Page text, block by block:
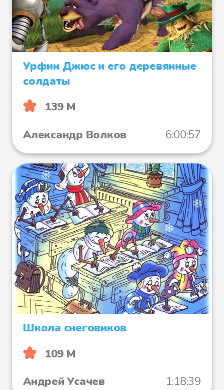
Урфин Джюс и его деревянные
солдаты
139 М
Александр Волков
6:00:57
Школа снеговиков
109 М
Андрей Усачев
1:18:39